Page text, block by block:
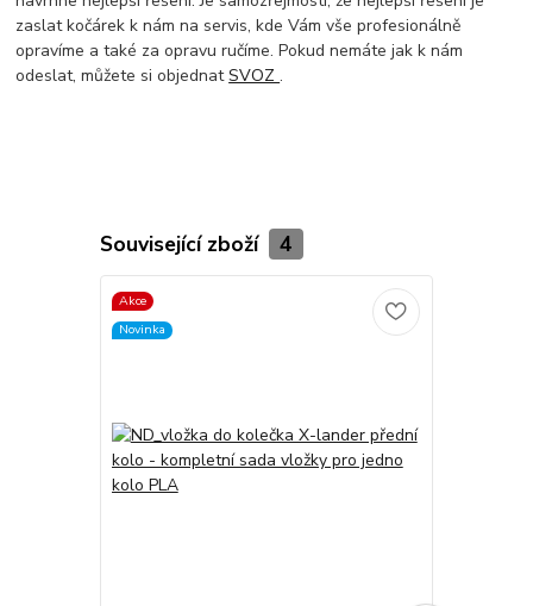
zaslat kočárek k nám na servis, kde Vám vše profesionálně
opravíme a také za opravu ručíme. Pokud nemáte jak k nám
odeslat, můžete si objednatSVOZ.
Související zboží 4
Akce
Novinka